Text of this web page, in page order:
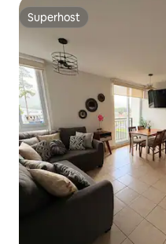
Superhost
Superhost